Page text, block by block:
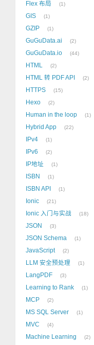
Flex 布局 1
GIS 1
GZIP 1
GuGuData.ai 2
GuGuData.io 44
HTML 2
HTML 转 PDF API 2
HTTPS 15
Hexo 2
Human in the loop 1
Hybrid App 22
IPv4 1
IPv6 2
IP地址 1
ISBN 1
ISBN API 1
Ionic 21
Ionic 入门与实战 18
JSON 3
JSON Schema 1
JavaScript 2
LLM 安全预处理 1
LangPDF 3
Learning to Rank 1
MCP 2
MS SQL Server 1
MVC 4
Machine Learning 2